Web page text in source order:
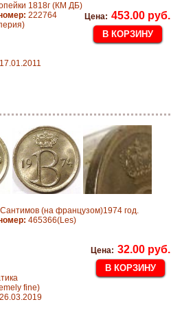
1818г (КМ ДБ)
222764
17.01.2011
Цена: 453.00 руб.
(на французом)1974 год.
465366(Les)
fine)
26.03.2019
Цена: 32.00 руб.